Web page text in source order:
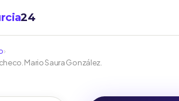
24
›
Mario Saura González.